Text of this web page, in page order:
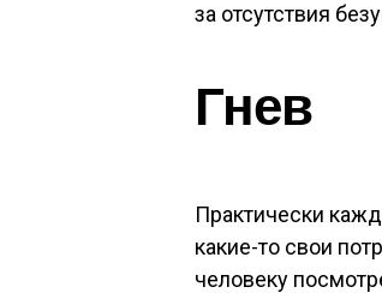
за отсутствия
Гнев
Практически
какие-то свои
человеку